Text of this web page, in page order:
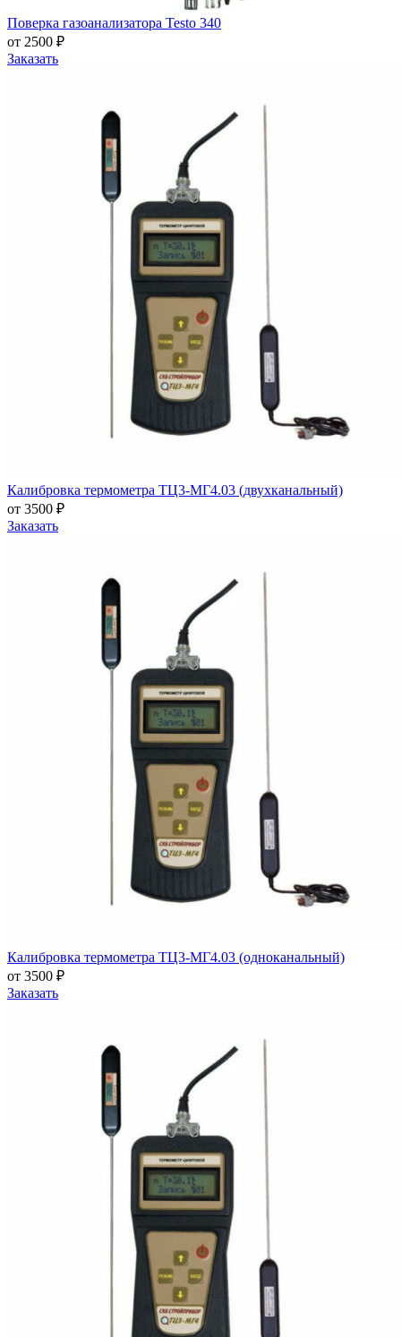
Поверка газоанализатора Testo 340
от 2500 ₽
Заказать
Калибровка термометра ТЦ3-МГ4.03 (двухканальный)
от 3500 ₽
Заказать
Калибровка термометра ТЦ3-МГ4.03 (одноканальный)
от 3500 ₽
Заказать